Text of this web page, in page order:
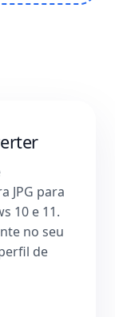
JPG para
10 e 11.
no seu
de